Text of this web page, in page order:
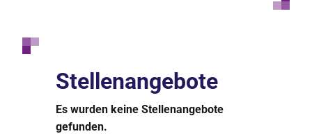
Stellenangebote
Es wurden keine Stellenangebote
gefunden.